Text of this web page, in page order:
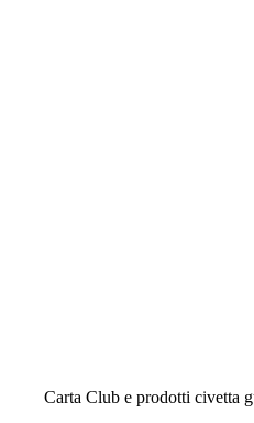
Carta Club e prodotti civetta